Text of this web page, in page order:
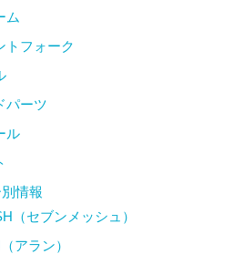
ム
トフォーク
パーツ
ル
情報
（セブンメッシュ）
アラン）